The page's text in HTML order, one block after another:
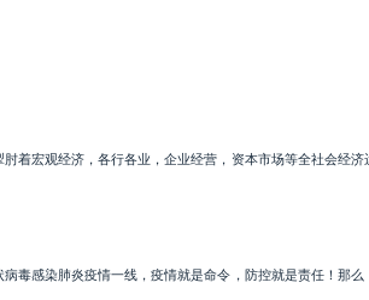
着宏观经济，各行各业，企业经营，资本市场等全社会经
毒感染肺炎疫情一线，疫情就是命令，防控就是责任！那么